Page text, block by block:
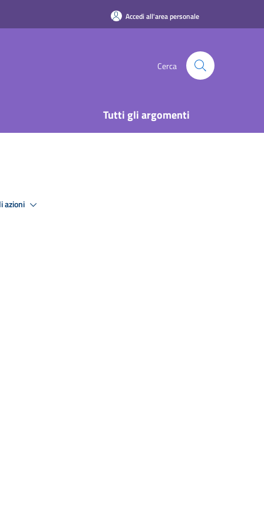
Accedi all'area personale
Cerca
Tutti gli argomenti
azioni